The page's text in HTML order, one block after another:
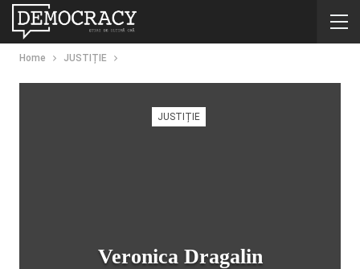
Home JUSTIȚIE
JUSTIȚIE
Veronica Dragalin